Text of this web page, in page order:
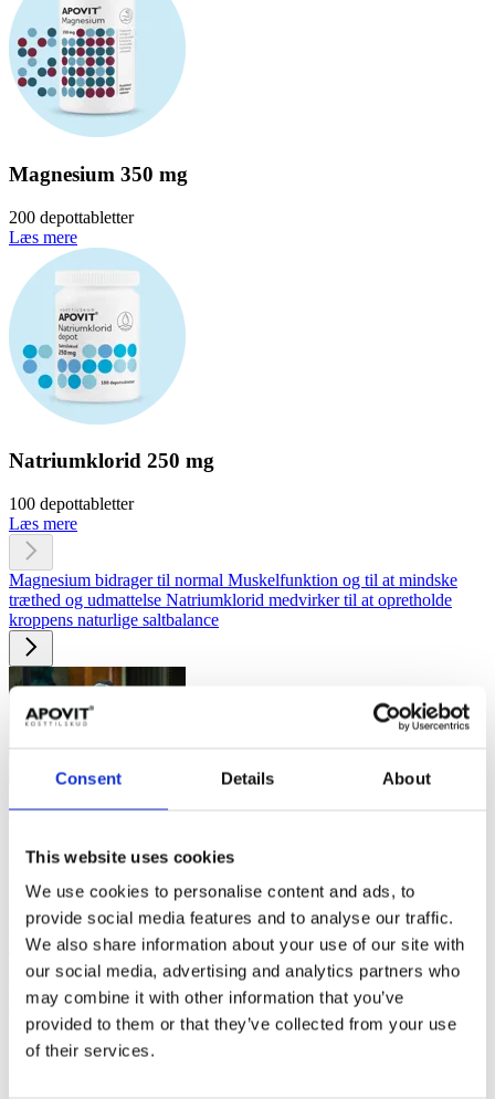
Consent Details About
This website uses cookies
We use cookies to personalise content and ads, to
provide social media features and to analyse our traffic.
We also share information about your use of our site with
our social media, advertising and analytics partners who
may combine it with other information that you’ve
provided to them or that they’ve collected from your use
of their services.
Magnesium 350 mg
200 depottabletter
Læs mere
Natriumklorid 250 mg
100 depottabletter
Læs mere
Magnesium bidrager til normal Muskelfunktion og til at mindske
træthed og udmattelse Natriumklorid medvirker til at opretholde
kroppens naturlige saltbalance
Hvis du ønsker en aktiv livsstil, er det essentielt, at din krop får
tilført de nødvendige næringsstoffer. Når du dyrker sport og lever en
aktiv livsstil, har din krop brug for flere næringsstoffer for at kunne
yde optimalt og restituere effektivt. Vitaminer som C, D, og E samt
mineraler som magnesium, zink og calcium spiller alle en rolle i at
støtte din krops funktioner.